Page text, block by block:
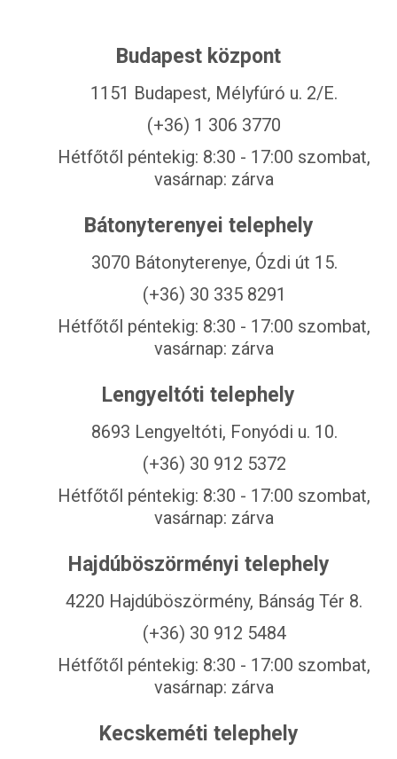
Budapest központ
1151 Budapest, Mélyfúró u. 2/E.
(+36) 1 306 3770
Hétfőtől péntekig: 8:30 - 17:00 szombat,
vasárnap: zárva
Bátonyterenyei telephely
3070 Bátonyterenye, Ózdi út 15.
(+36) 30 335 8291
Hétfőtől péntekig: 8:30 - 17:00 szombat,
vasárnap: zárva
Lengyeltóti telephely
8693 Lengyeltóti, Fonyódi u. 10.
(+36) 30 912 5372
Hétfőtől péntekig: 8:30 - 17:00 szombat,
vasárnap: zárva
Hajdúböszörményi telephely
4220 Hajdúböszörmény, Bánság Tér 8.
(+36) 30 912 5484
Hétfőtől péntekig: 8:30 - 17:00 szombat,
vasárnap: zárva
Kecskeméti telephely